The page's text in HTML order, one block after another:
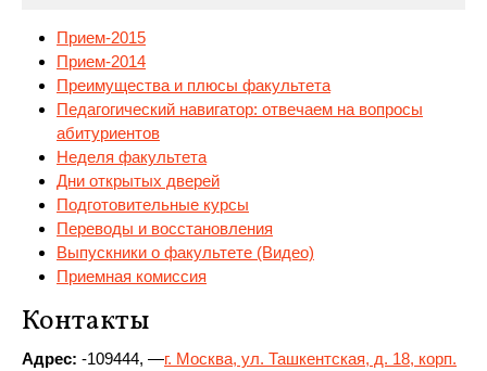
Прием-2015
Прием-2014
Преимущества и плюсы факультета
Педагогический навигатор: отвечаем на вопросы
абитуриентов
Неделя факультета
Дни открытых дверей
Подготовительные курсы
Переводы и восстановления
Выпускники о факультете (Видео)
Приемная комиссия
Контакты
Адрес: -109444, —г. Москва, ул. Ташкентская, д. 18, корп.